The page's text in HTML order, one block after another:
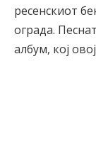
ресенскиот
ограда.
албум, кој